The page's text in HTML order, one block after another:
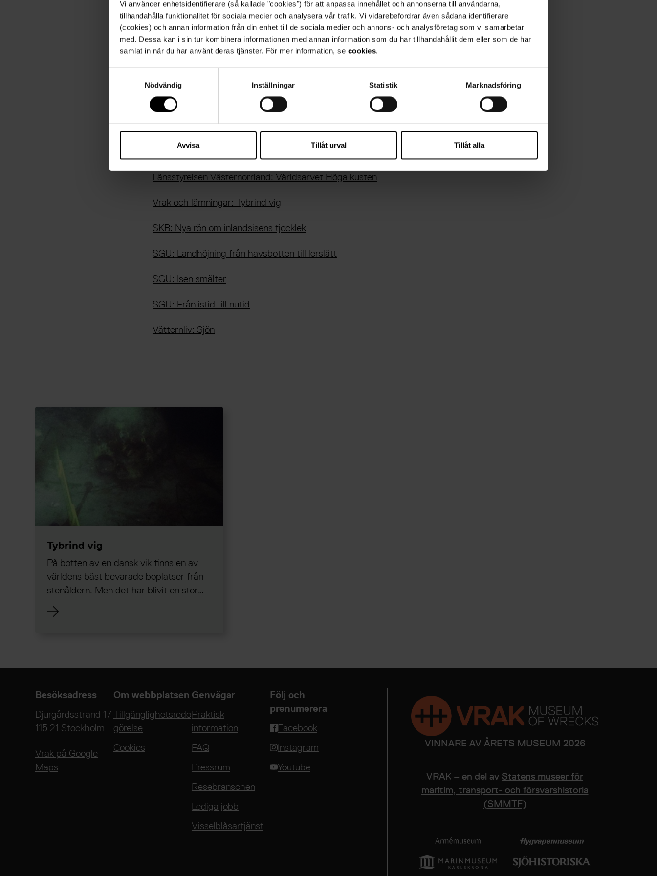
Vi använder enhetsidentifierare (så kallade "cookies") för att anpassa innehållet och annonserna till användarna,
tillhandahålla funktionalitet för sociala medier och analysera vår trafik. Vi vidarebefordrar även sådana identifierare
(cookies) och annan information från din enhet till de sociala medier och annons- och analysföretag som vi samarbetar
med. Dessa kan i sin tur kombinera informationen med annan information som du har tillhandahållit dem eller som de har
samlat in när du har använt deras tjänster. För mer information, se cookies.
s
Nödvändig Inställningar Statistik Marknadsföring
Avvisa Tillåt urval Tillåt alla
Doggerland
Doggerland var en stor landmassa som låg där dagens Nordsjön finns, mellan de
brittiska öarna och fastlandseuropa. Området försvann succesivt på grund av de
höjda havsnivåerna efter istidens slut. De sista delarna av Doggerland sjönk under
havets yta för runt 7000 år sedan. Nutidens fiskare i området får ibland upp spår av
det sjunkna landet i sina nät: det kan till exempel vara redskap från de människor som
bodde här under stenåldern, eller skelettdelar från mammutar.
Källor
Länsstyrelsen Västernorrland: Världsarvet Höga kusten
Vrak och lämningar: Tybrind vig
SKB: Nya rön om inlandsisens tjocklek
SGU: Landhöjning från havsbotten till lerslätt
SGU: Isen smälter
SGU: Från istid till nutid
Vätternliv: Sjön
Tybrind vig
På botten av en dansk vik finns en av
världens bäst bevarade boplatser från
stenåldern. Men det har blivit en stor
utmaning att bevara lämningarna kring
Tybrind Vig och berättelserna om livet
Besöksadress
Djurgårdsstrand 17
115 21 Stockholm
Vrak på Google
Maps
Om webbplatsen
Tillgänglighetsredo
görelse
Cookies
Genvägar
Praktisk
information
FAQ
Pressrum
Resebranschen
Lediga jobb
Visselblåsartjänst
Följ och
prenumerera
Facebook
Instagram
Youtube
VINNARE AV ÅRETS MUSEUM 2026
VRAK – en del av Statens museer för
maritim, transport- och försvarshistoria
(SMMTF)